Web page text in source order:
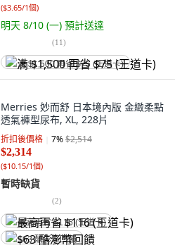
($3.65/1個)
明天 8/10 (一) 預計送達
(11)
满 $1,500 再省 $75 (王道卡)
Merries 妙而舒 日本境內版 金緻柔點
透氣褲型尿布, XL, 228片
折扣後價格 7%$2,514
$2,314
($10.15/1個)
暫時缺貨
(2)
最高再省 $116 (王道卡)
$63 酷澎幣回饋